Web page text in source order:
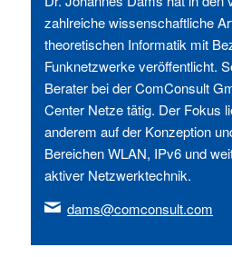
zahlreiche wissenschaftliche
theoretischen Informatik mit
Funknetzwerke veröffentlicht.
Berater bei der ComConsult
Center Netze tätig. Der Fokus
anderem auf der Konzeption
Bereichen WLAN, IPv6 und
aktiver Netzwerktechnik.
dams@comconsult.com